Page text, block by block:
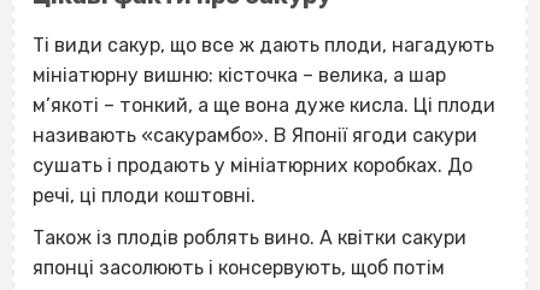
Ті види сакур, що все ж дають плоди, нагадують
мініатюрну вишню: кісточка – велика, а шар
м’якоті – тонкий, а ще вона дуже кисла. Ці плоди
називають «сакурамбо». В Японії ягоди сакури
сушать і продають у мініатюрних коробках. До
речі, ці плоди коштовні.
Також із плодів роблять вино. А квітки сакури
японці засолюють і консервують, щоб потім